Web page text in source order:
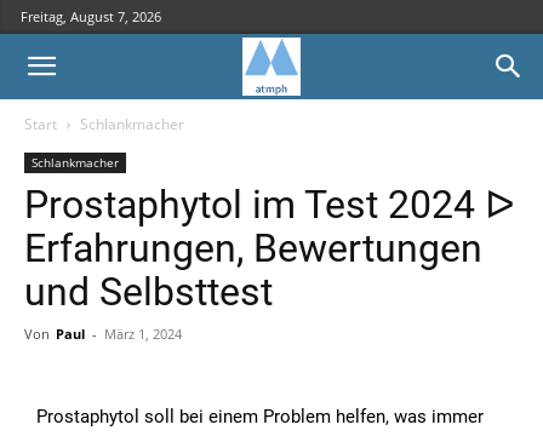
Freitag, August 7, 2026
Start Schlankmacher
Schlankmacher
Prostaphytol im Test 2024 ᐅ
Erfahrungen, Bewertungen
und Selbsttest
Von Paul - März 1, 2024
Prostaphytol soll bei einem Problem helfen, was immer